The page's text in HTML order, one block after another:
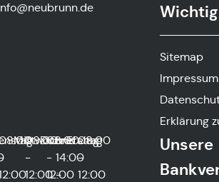
Sitemap
Impressum
Erklärung
Mittwoch
08:00
-
12:00
Donnerstag
08:00
-
12:00
und
14:00
-
Freitag
08:00
-
12:00
Unsere